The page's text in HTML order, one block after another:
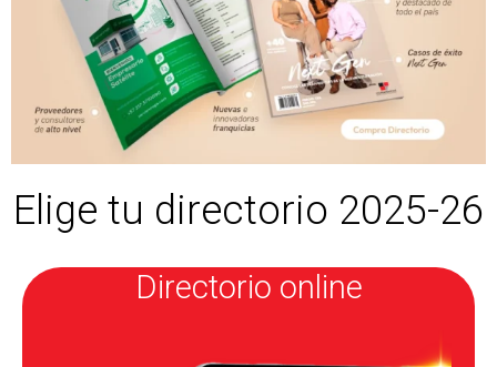
Elige tu directorio 2025-26
Directorio online